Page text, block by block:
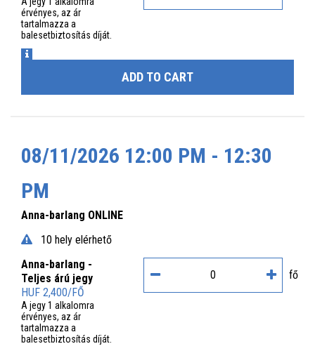
érvényes, az ár
tartalmazza a
balesetbiztosítás díját.
INFO
ADD TO CART
08/11/2026 12:00 PM - 12:30
PM
Anna-barlang ONLINE
10 hely elérhető
Anna-barlang -
Teljes árú jegy
HUF 2,400/FŐ
A jegy 1 alkalomra
érvényes, az ár
tartalmazza a
balesetbiztosítás díját.
fő